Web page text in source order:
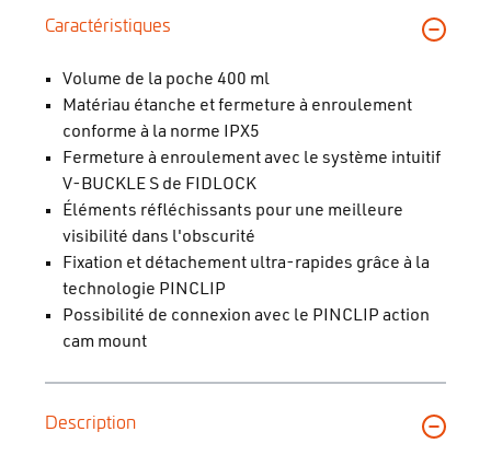
Caractéristiques
Volume de la poche 400 ml
Matériau étanche et fermeture à enroulement
conforme à la norme IPX5
Fermeture à enroulement avec le système intuitif
V-BUCKLE S de FIDLOCK
Éléments réfléchissants pour une meilleure
visibilité dans l'obscurité
Fixation et détachement ultra-rapides grâce à la
technologie PINCLIP
Possibilité de connexion avec le PINCLIP action
cam mount
Description